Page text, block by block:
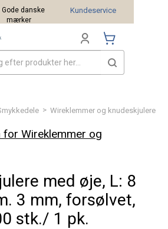
> Wireklemmer og knudeskjulere
Wireklemmer og
med øje, L: 8
3 mm, forsølvet,
stk./ 1 pk.
Gode danske
mærker
Kundeservice
Mærker